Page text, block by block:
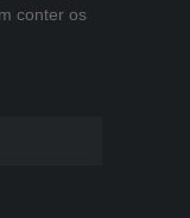
conter os